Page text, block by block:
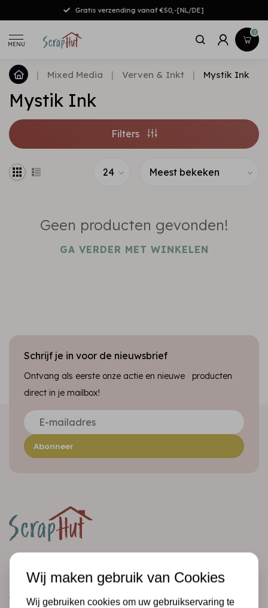
Gratis verzending vanaf €50,-[NL/DE]
MENU
0
| Mixed Media | Verven & Inkt | Mystik Ink
Mystik Ink
Filters
Geen producten gevonden!
GA VERDER MET WINKELEN
Schrijf je in voor de nieuwsbrief
Ontvang als eerste onze actie en nieuwe producten
direct in je mailbox!
Abonneer
Informatie
Verzending en retourneren
Wij maken gebruik van Cookies
Wij gebruiken cookies om uw gebruikservaring te